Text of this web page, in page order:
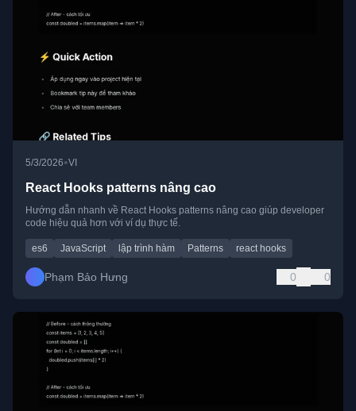
5/3/2026•VI
React Hooks patterns nâng cao
Hướng dẫn nhanh về React Hooks patterns nâng cao giúp developer
code hiệu quả hơn với ví dụ thực tế.
es6 JavaScript lập trình hàm Patterns react hooks
Phạm Bảo Hưng 0 0